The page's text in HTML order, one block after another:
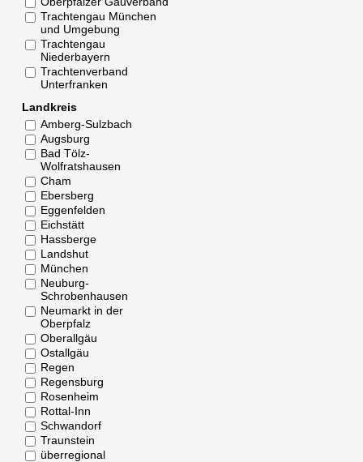
Trachtengau München
und Umgebung
Trachtengau
Niederbayern
Trachtenverband
Unterfranken
Landkreis
Amberg-Sulzbach
Augsburg
Bad Tölz-
Wolfratshausen
Cham
Ebersberg
Eggenfelden
Eichstätt
Hassberge
Landshut
München
Neuburg-
Schrobenhausen
Neumarkt in der
Oberpfalz
Oberallgäu
Ostallgäu
Regen
Regensburg
Rosenheim
Rottal-Inn
Schwandorf
Traunstein
überregional